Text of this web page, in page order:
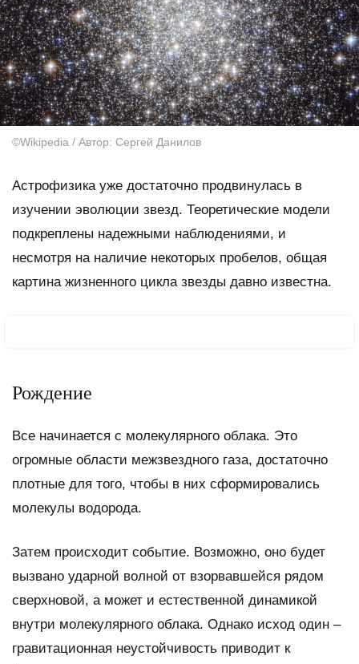
©Wikipedia / Автор: Сергей Данилов
Астрофизика уже достаточно продвинулась в
изучении эволюции звезд. Теоретические модели
подкреплены надежными наблюдениями, и
несмотря на наличие некоторых пробелов, общая
картина жизненного цикла звезды давно известна.
Рождение
Все начинается с молекулярного облака. Это
огромные области межзвездного газа, достаточно
плотные для того, чтобы в них сформировались
молекулы водорода.
Затем происходит событие. Возможно, оно будет
вызвано ударной волной от взорвавшейся рядом
сверхновой, а может и естественной динамикой
внутри молекулярного облака. Однако исход один –
гравитационная неустойчивость приводит к